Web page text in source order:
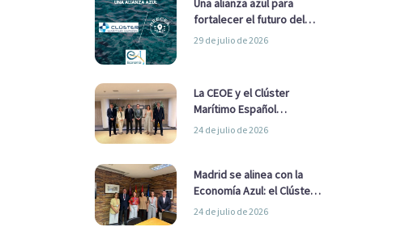
Una alianza azul para
fortalecer el futuro del
sector marítimo
29 de julio de 2026
La CEOE y el Clúster
Marítimo Español
refuerzan su alianza para
24 de julio de 2026
Madrid se alinea con la
Economía Azul: el Clúster
Marítimo Español y la Real
24 de julio de 2026